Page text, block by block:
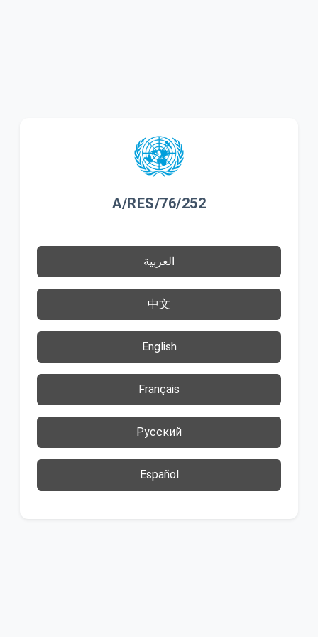
A/RES/76/252
العربية
中文
English
Français
Русский
Español